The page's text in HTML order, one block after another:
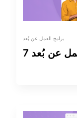
برامج العمل عن بُعد
عن بُعد